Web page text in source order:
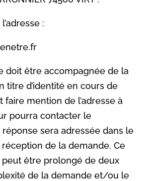
:
doit être accompagnée de la
titre d’identité en cours de
faire mention de l’adresse à
pourra contacter le
sera adressée dans le
de la demande. Ce
peut être prolongé de deux
de la demande et/ou le